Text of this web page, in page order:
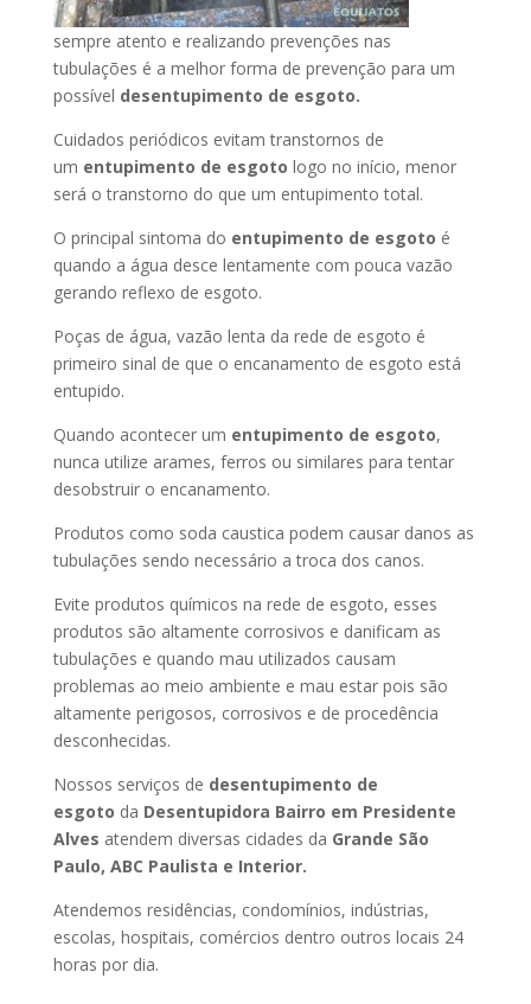
sempre atento e realizando prevenções nas
tubulações é a melhor forma de prevenção para um
possível desentupimento de esgoto.
Cuidados periódicos evitam transtornos de
um entupimento de esgoto logo no início, menor
será o transtorno do que um entupimento total.
O principal sintoma do entupimento de esgoto é
quando a água desce lentamente com pouca vazão
gerando reflexo de esgoto.
Poças de água, vazão lenta da rede de esgoto é
primeiro sinal de que o encanamento de esgoto está
entupido.
Quando acontecer um entupimento de esgoto,
nunca utilize arames, ferros ou similares para tentar
desobstruir o encanamento.
Produtos como soda caustica podem causar danos as
tubulações sendo necessário a troca dos canos.
Evite produtos químicos na rede de esgoto, esses
produtos são altamente corrosivos e danificam as
tubulações e quando mau utilizados causam
problemas ao meio ambiente e mau estar pois são
altamente perigosos, corrosivos e de procedência
desconhecidas.
Nossos serviços de desentupimento de
esgoto da Desentupidora Bairro em Presidente
Alves atendem diversas cidades da Grande São
Paulo, ABC Paulista e Interior.
Atendemos residências, condomínios, indústrias,
escolas, hospitais, comércios dentro outros locais 24
horas por dia.